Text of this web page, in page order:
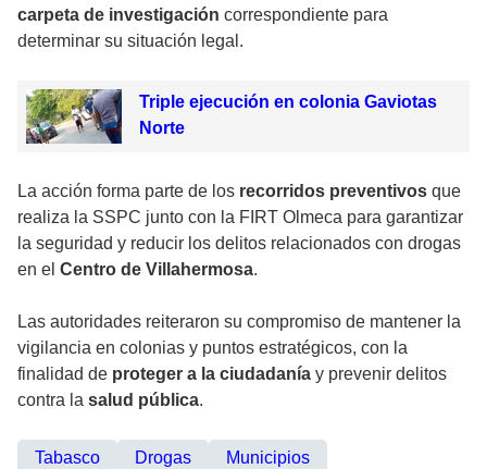
carpeta de investigación correspondiente para
determinar su situación legal.
Triple ejecución en colonia Gaviotas
Norte
La acción forma parte de los recorridos preventivos que
realiza la SSPC junto con la FIRT Olmeca para garantizar
la seguridad y reducir los delitos relacionados con drogas
en el Centro de Villahermosa.
Las autoridades reiteraron su compromiso de mantener la
vigilancia en colonias y puntos estratégicos, con la
finalidad de proteger a la ciudadanía y prevenir delitos
contra la salud pública.
Tabasco Drogas Municipios